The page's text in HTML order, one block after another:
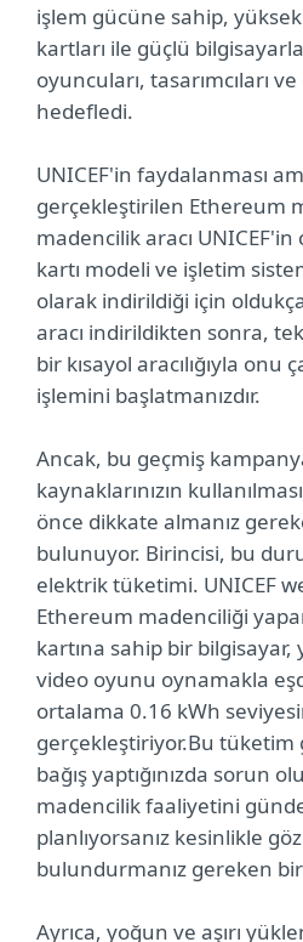
işlem gücüne sahip,
kartları ile güçlü
oyuncuları, tasarımcıları
hedefledi.
UNICEF'in faydalanması
gerçekleştirilen Ethereum
madencilik aracı
kartı modeli ve işletim
olarak indirildiği için
aracı indirildikten sonra,
bir kısayol aracılığıyla onu
işlemini başlatmanızdır.
Ancak, bu geçmiş
kaynaklarınızın
önce dikkate almanız
bulunuyor. Birincisi, bu
elektrik tüketimi. UNICEF
Ethereum madenciliği
kartına sahip bir
video oyunu oynamakla
ortalama 0.16 kWh
gerçekleştiriyor.Bu tüketim
bağış yaptığınızda sorun
madencilik faaliyetini
planlıyorsanız kesinlikle
bulundurmanız gereken
Ayrıca, yoğun ve aşırı